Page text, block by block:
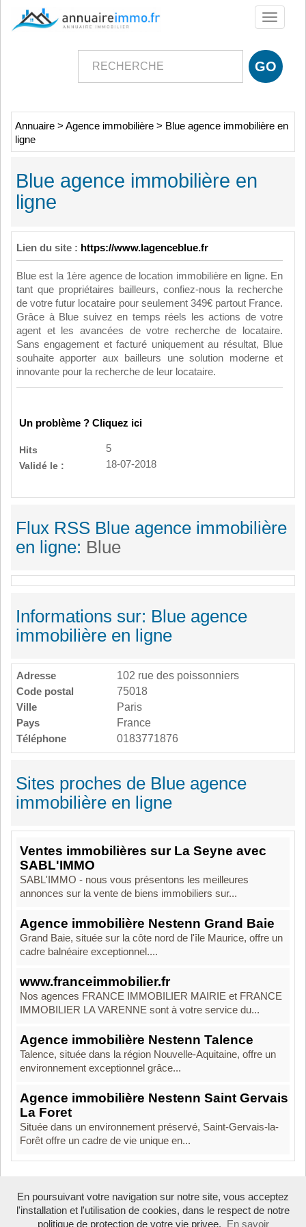
Toggle
Annuaire > Agence immobilière > Blue agence immobilière en
ligne
Blue agence immobilière en
ligne
Lien du site : https://www.lagenceblue.fr
Blue est la 1ère agence de location immobilière en ligne. En
tant que propriétaires bailleurs, confiez-nous la recherche
de votre futur locataire pour seulement 349€ partout France.
Grâce à Blue suivez en temps réels les actions de votre
agent et les avancées de votre recherche de locataire.
Sans engagement et facturé uniquement au résultat, Blue
souhaite apporter aux bailleurs une solution moderne et
innovante pour la recherche de leur locataire.
Un problème ? Cliquez ici
Hits
5
Validé le :
18-07-2018
Flux RSS Blue agence immobilière
en ligne: Blue
Informations sur: Blue agence
immobilière en ligne
Adresse
102 rue des poissonniers
Code postal
75018
Ville
Paris
Pays
France
Téléphone
0183771876
Sites proches de Blue agence
immobilière en ligne
Ventes immobilières sur La Seyne avec
SABL'IMMO
SABL'IMMO - nous vous présentons les meilleures
annonces sur la vente de biens immobiliers sur...
Agence immobilière Nestenn Grand Baie
Grand Baie, située sur la côte nord de l'île Maurice, offre un
cadre balnéaire exceptionnel....
www.franceimmobilier.fr
Nos agences FRANCE IMMOBILIER MAIRIE et FRANCE
IMMOBILIER LA VARENNE sont à votre service du...
Agence immobilière Nestenn Talence
Talence, située dans la région Nouvelle-Aquitaine, offre un
environnement exceptionnel grâce...
Agence immobilière Nestenn Saint Gervais
La Foret
Située dans un environnement préservé, Saint-Gervais-la-
Forêt offre un cadre de vie unique en...
Boosté par Arfooo 2.02 - © 2007 - 2026
En poursuivant votre navigation sur notre site, vous acceptez
l'installation et l'utilisation de cookies, dans le respect de notre
politique de protection de votre vie privee.
En savoir